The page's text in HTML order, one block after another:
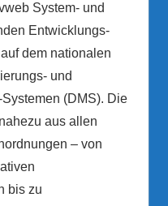
System- und
Entwicklungs-
dem nationalen
und
(DMS). Die
aus allen
– von
bis zu